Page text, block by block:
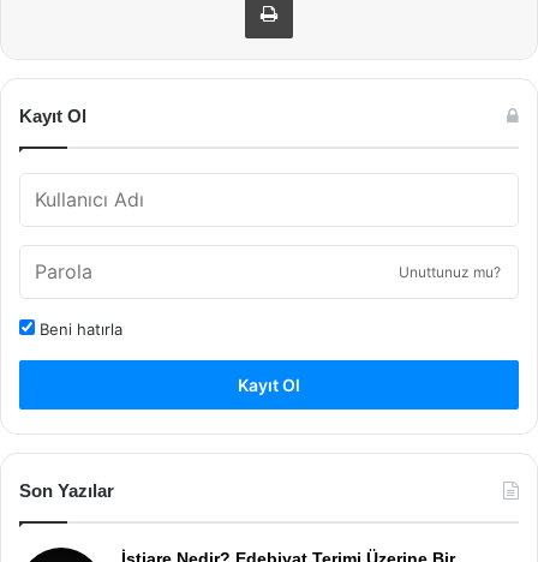
Kayıt Ol
Unuttunuz mu?
Beni hatırla
Kayıt Ol
Son Yazılar
İstiare Nedir? Edebiyat Terimi Üzerine Bir